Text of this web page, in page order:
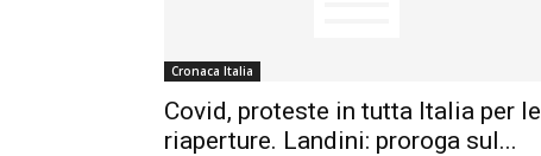
Cronaca Italia
Covid, proteste in tutta Italia per le
riaperture. Landini: proroga sul...